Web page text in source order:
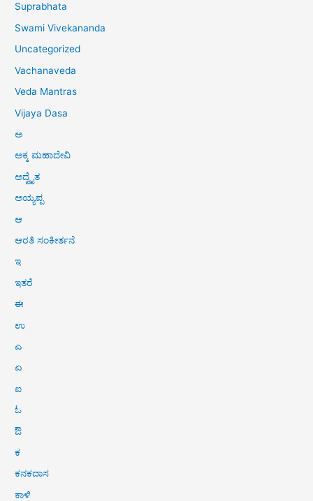
Suprabhata
Swami Vivekananda
Uncategorized
Vachanaveda
Veda Mantras
Vijaya Dasa
ಅ
ಅಕ್ಕ ಮಹಾದೇವಿ
ಅದ್ವೈತ
ಅಯ್ಯಪ್ಪ
ಆ
ಆರತಿ ಸಂಕೀರ್ತನೆ
ಇ
ಇತರೆ
ಈ
ಉ
ಎ
ಏ
ಐ
ಓ
ಔ
ಕ
ಕನಕದಾಸ
ಕಾಳಿ